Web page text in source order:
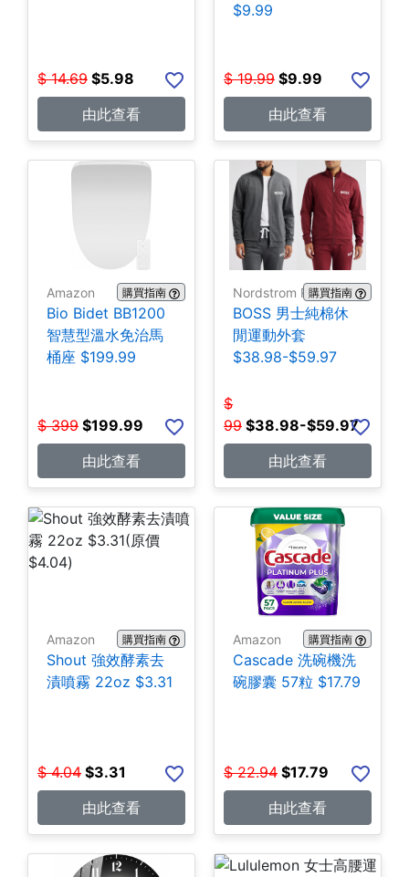
$ 14.69 $5.98
由此查看
$9.99
$ 19.99 $9.99
由此查看
Amazon 購買指南
Bio Bidet BB1200
智慧型溫水免治馬
桶座 $199.99
$ 399 $199.99
由此查看
Nordstrom Rack購買指南
BOSS 男士純棉休
閒運動外套
$38.98-$59.97
$
99 $38.98-$59.97
由此查看
Amazon 購買指南
Shout 強效酵素去
漬噴霧 22oz $3.31
$ 4.04 $3.31
由此查看
Amazon 購買指南
Cascade 洗碗機洗
碗膠囊 57粒 $17.79
$ 22.94 $17.79
由此查看